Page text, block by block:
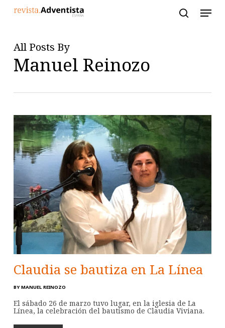
contentAll Posts By
Manuel Reinozo
Claudia se bautiza en La Línea
BY MANUEL REINOZO
El sábado 26 de marzo tuvo lugar, en la iglesia de La
Línea, la celebración del bautismo de Claudia Viviana.